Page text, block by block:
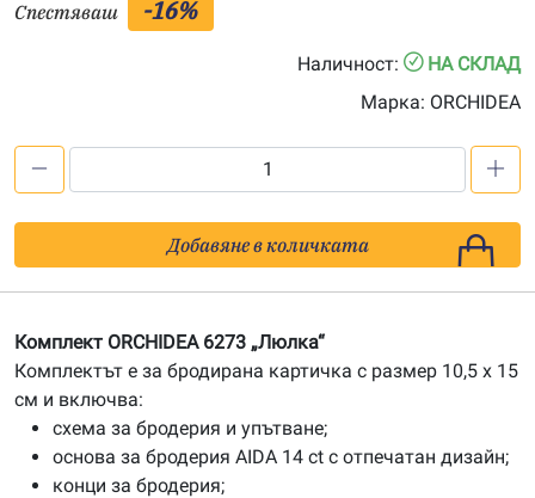
Спестяваш -16%
Наличност:
НА СКЛАД
Марка: ORCHIDEA
ORCHIDEA
6273
Добавяне в количката
Комплект ORCHIDEA 6273 „Люлка“
Комплектът е за бродирана картичка с размер 10,5 x 15
см и включва:
схема за бродерия и упътване;
основа за бродерия AIDA 14 ct с отпечатан дизайн;
конци за бродерия;